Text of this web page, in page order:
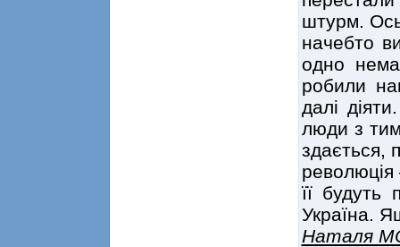
штурм. Ось
начебто
одно
робили
далі
люди з
здається,
її будуть
Україна.
Наталя